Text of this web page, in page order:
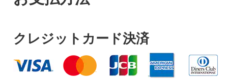
クレジットカード決済